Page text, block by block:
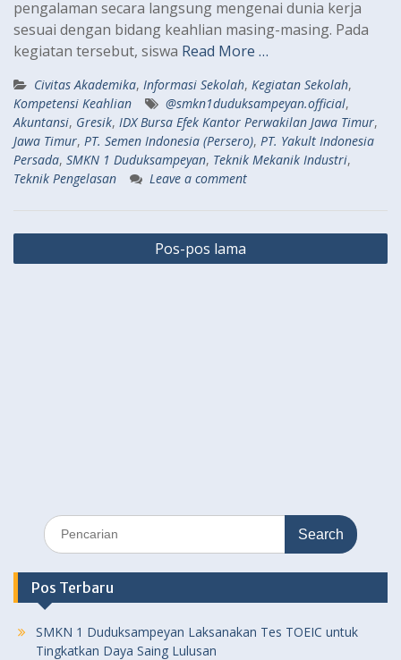
pengalaman secara langsung mengenai dunia kerja
sesuai dengan bidang keahlian masing-masing. Pada
kegiatan tersebut, siswa Read More …
Civitas Akademika, Informasi Sekolah, Kegiatan Sekolah,
Kompetensi Keahlian
@smkn1duduksampeyan.official,
Akuntansi, Gresik, IDX Bursa Efek Kantor Perwakilan Jawa Timur,
Jawa Timur, PT. Semen Indonesia (Persero), PT. Yakult Indonesia
Persada, SMKN 1 Duduksampeyan, Teknik Mekanik Industri,
Teknik Pengelasan
Leave a comment
Navigasi
pos
Pos-pos lama
Search
for:
Pos Terbaru
SMKN 1 Duduksampeyan Laksanakan Tes TOEIC untuk
Tingkatkan Daya Saing Lulusan